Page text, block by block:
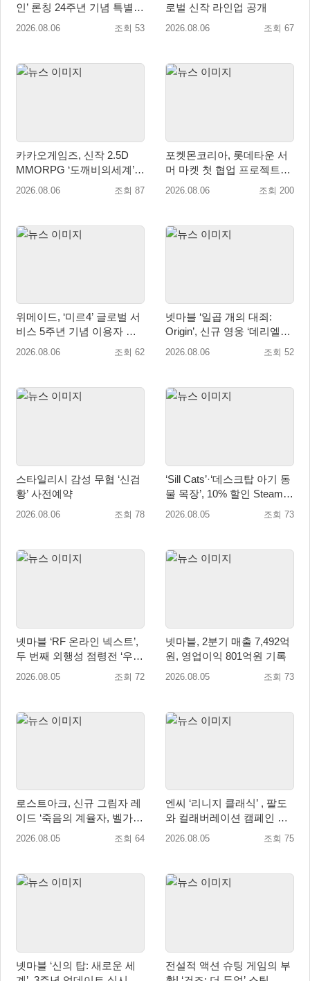
인’ 론칭 24주년 기념 특별
감사 축제 실시!
2026.08.06 조회 53
로벌 신작 라인업 공개
2026.08.06 조회 67
카카오게임즈, 신작 2.5D
MMORPG ‘도깨비의세계’
천만 배우 박지훈 광고 모델
2026.08.06 조회 87
포켓몬코리아, 롯데타운 서
머 마켓 첫 협업 프로젝트
‘포켓몬 별빛낙원’ 개최
2026.08.06 조회 200
위메이드, ‘미르4’ 글로벌 서
비스 5주년 기념 이용자 헌
정 영상 공개
2026.08.06 조회 62
넷마블 ‘일곱 개의 대죄:
Origin’, 신규 영웅 ‘데리엘리’
업데이트 실시
2026.08.06 조회 52
스타일리시 감성 무협 ‘신검
황’ 사전예약
2026.08.06 조회 78
‘Sill Cats’·‘데스크탑 아기 동
물 목장’, 10% 할인 Steam
번들 판매
2026.08.05 조회 73
넷마블 ‘RF 온라인 넥스트’,
두 번째 외행성 점령전 ‘우샤
스 워존’ 등 업데이트 실시
2026.08.05 조회 72
넷마블, 2분기 매출 7,492억
원, 영업이익 801억원 기록
2026.08.05 조회 73
로스트아크, 신규 그림자 레
이드 ‘죽음의 계율자, 벨가르
딘’ 업데이트
2026.08.05 조회 64
엔씨 ‘리니지 클래식’ , 팔도
와 컬래버레이션 캠페인 진
행
2026.08.05 조회 75
넷마블 ‘신의 탑: 새로운 세
전설적 액션 슈팅 게임의 부